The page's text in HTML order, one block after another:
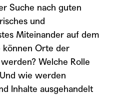
Suche nach guten
und
Miteinander auf dem
können Orte der
Welche Rolle
wie werden
Inhalte ausgehandelt